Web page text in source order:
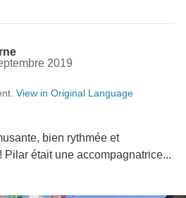
2019
View in Original Language
bien rythmée et
Pilar était une accompagnatrice...